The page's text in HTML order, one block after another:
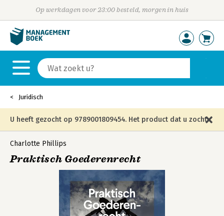
Op werkdagen voor 23:00 besteld, morgen in huis
Juridisch
U heeft gezocht op 9789001809454. Het product dat u zocht
is niet meer in die editie leverbaar en is vervangen door de
onderstaande editie.
Charlotte Phillips
Praktisch Goederenrecht